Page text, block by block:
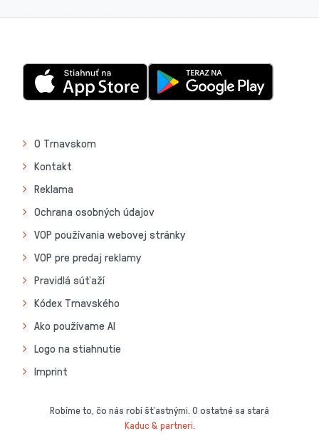
O Trnavskom
Kontakt
Reklama
Ochrana osobných údajov
VOP používania webovej stránky
VOP pre predaj reklamy
Pravidlá súťaží
Kódex Trnavského
Ako používame AI
Logo na stiahnutie
Imprint
Robíme to, čo nás robí šťastnými. O ostatné sa stará
Kaduc & partneri.